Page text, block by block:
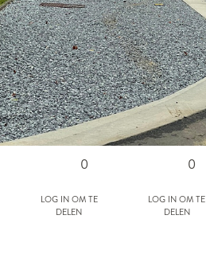
0
Log in om te
delen
0
Log in om te
delen